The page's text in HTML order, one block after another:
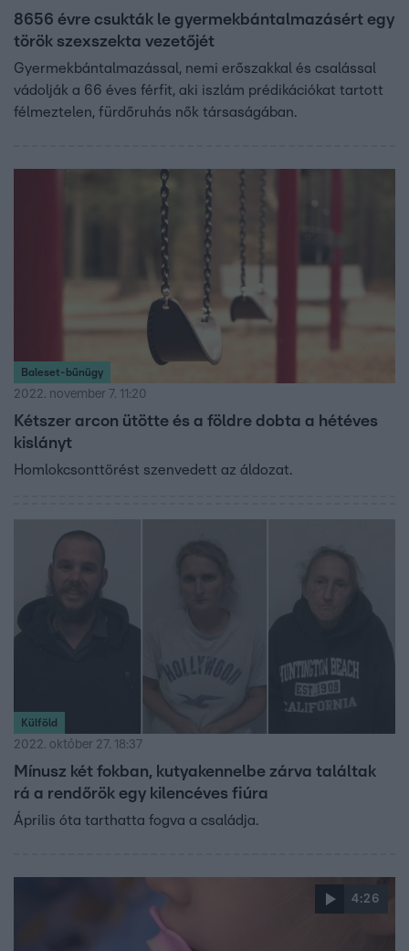
8656 évre csukták le gyermekbántalmazásért egy
török szexszekta vezetőjét
Gyermekbántalmazással, nemi erőszakkal és csalással
vádolják a 66 éves férfit, aki iszlám prédikációkat tartott
félmeztelen, fürdőruhás nők társaságában.
Baleset-bűnügy
2022. november 7. 11:20
Kétszer arcon ütötte és a földre dobta a hétéves
kislányt
Homlokcsonttörést szenvedett az áldozat.
Külföld
2022. október 27. 18:37
Mínusz két fokban, kutyakennelbe zárva találtak
rá a rendőrök egy kilencéves fiúra
Április óta tarthatta fogva a családja.
4:26